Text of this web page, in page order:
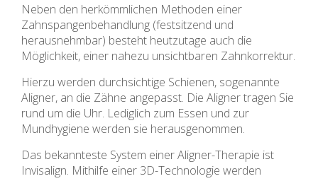
Neben den herkömmlichen Methoden einer
Zahnspangenbehandlung (festsitzend und
herausnehmbar) besteht heutzutage auch die
Möglichkeit, einer nahezu unsichtbaren Zahnkorrektur.
Hierzu werden durchsichtige Schienen, sogenannte
Aligner, an die Zähne angepasst. Die Aligner tragen Sie
rund um die Uhr. Lediglich zum Essen und zur
Mundhygiene werden sie herausgenommen.
Das bekannteste System einer Aligner-Therapie ist
Invisalign. Mithilfe einer 3D-Technologie werden